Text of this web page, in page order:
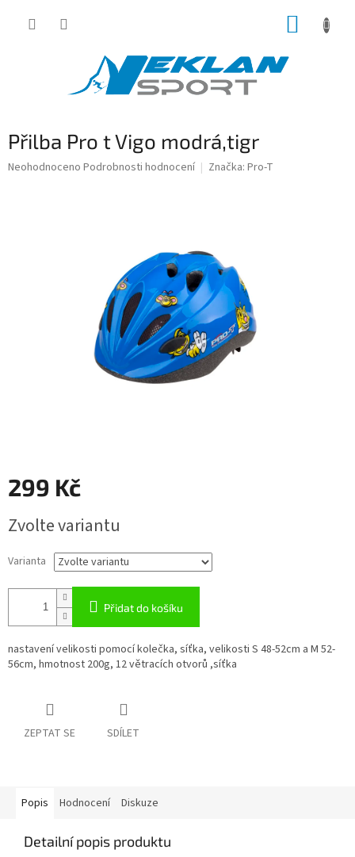
Přilba Pro t Vigo modrá,tigr
Průměrné
Neohodnoceno Podrobnosti hodnocení Značka: Pro-T
299 Kč
cena:
Zvolte variantu
Varianta
Přidat do košíku
nastavení velikosti pomocí kolečka, síťka, velikosti S 48-52cm a M 52-
56cm, hmotnost 200g, 12 větracích otvorů ,síťka
ZEPTAT SE SDÍLET
Popis Hodnocení Diskuze
Detailní popis produktu